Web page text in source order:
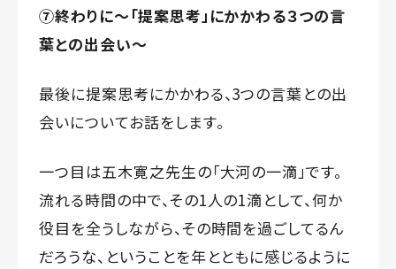
⑦終わりに～「提案思考」にかかわる３つの言
葉との出会い～
最後に提案思考にかかわる、3つの言葉との出
会いについてお話をします。
一つ目は五木寛之先生の「大河の一滴」です。
流れる時間の中で、その1人の1滴として、何か
役目を全うしながら、その時間を過ごしてるん
だろうな、ということを年とともに感じるように